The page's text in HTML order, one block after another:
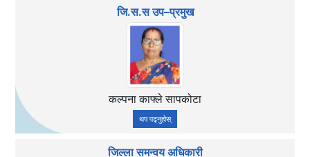
नारायण प्रसाद अधिकारी
थप पढ्नुहोस्
जि.स.स उप–प्रमुख
कल्पना काफ्ले सापकोटा